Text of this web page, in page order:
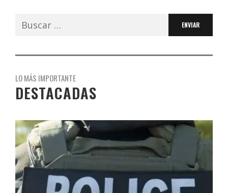
Buscar:
LO MÁS IMPORTANTE
DESTACADAS